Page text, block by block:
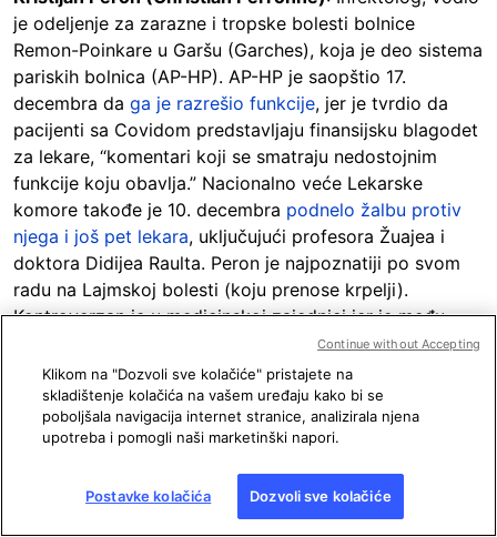
je odeljenje za zarazne i tropske bolesti bolnice
Remon-Poinkare u Garšu (Garches), koja je deo sistema
pariskih bolnica (AP-HP). AP-HP je saopštio 17.
decembra da ga je razrešio funkcije, jer je tvrdio da
pacijenti sa Covidom predstavljaju finansijsku blagodet
za lekare, “komentari koji se smatraju nedostojnim
funkcije koju obavlja.” Nacionalno veće Lekarske
komore takođe je 10. decembra podnelo žalbu protiv
njega i još pet lekara, uključujući profesora Žuajea i
doktora Didijea Raulta. Peron je najpoznatiji po svom
radu na Lajmskoj bolesti (koju prenose krpelji).
Kontroverzan je u medicinskoj zajednici jer je među
manjinom lekara koji veruju u postojanje hroničnog
oblika ove bolesti, što nije naučno utvrđeno. Od
početka pandemije, redovno je gostovao na radiju
televizijama, gde je ponoviolažne ili obmanjujuće
izjave.
Serž Rade (Serge Rader)
: Bivši farmaceut poznat po
antivakcinalnim stavovima, tvrdio je u aprilu da su
Klikom na "Dozvoli sve kolačiće" pristajete na
skladištenje kolačića na vašem uređaju kako bi se
poboljšala navigacija internet stranice, analizirala njena
upotreba i pomogli naši marketinški napori.
Postavke kolačića Dozvoli sve kolačiće
Continue without Accepting